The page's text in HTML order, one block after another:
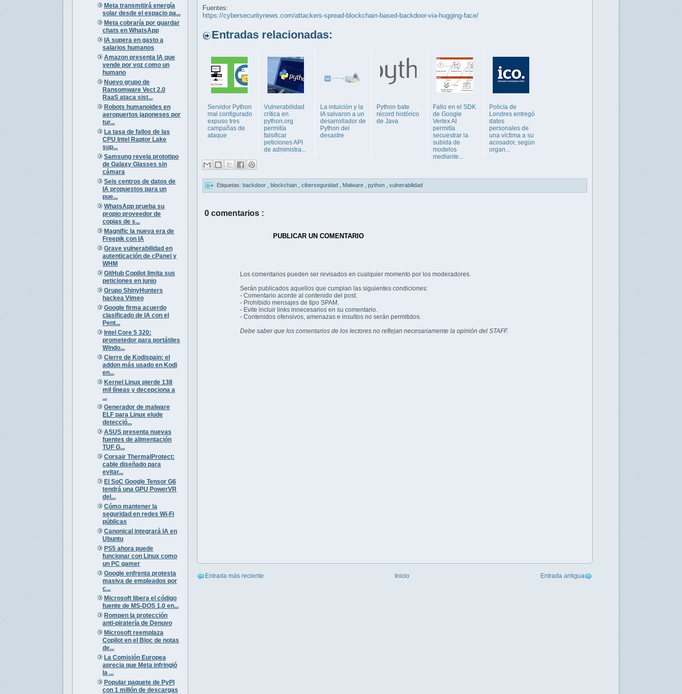
Meta transmitirá energía
solar desde el espacio pa...
Meta cobraría por guardar
chats en WhatsApp
IA supera en gasto a
salarios humanos
Amazon presenta IA que
vende por voz como un
humano
Nuevo grupo de
Ransomware Vect 2.0
RaaS ataca sist...
Robots humanoides en
aeropuertos japoneses por
tur...
La tasa de fallos de las
CPU Intel Raptor Lake
sup...
Samsung revela prototipo
de Galaxy Glasses sin
cámara
Seis centros de datos de
IA propuestos para un
pue...
WhatsApp prueba su
propio proveedor de
copias de s...
Magnific la nueva era de
Freepik con IA
Grave vulnerabilidad en
autenticación de cPanel y
WHM
GitHub Copilot limita sus
peticiones en junio
Grupo ShinyHunters
hackea Vimeo
Google firma acuerdo
clasificado de IA con el
Pent...
Intel Core 5 320:
prometedor para portátiles
Windo...
Cierre de Kodispain: el
addon más usado en Kodi
en...
Kernel Linux pierde 138
mil líneas y decepciona a
...
Generador de malware
ELF para Linux elude
detecció...
ASUS presenta nuevas
fuentes de alimentación
TUF G...
Corsair ThermalProtect:
cable diseñado para
evitar...
El SoC Google Tensor G6
tendrá una GPU PowerVR
del...
Cómo mantener la
seguridad en redes Wi-Fi
públicas
Canonical integrará IA en
Ubuntu
PS5 ahora puede
funcionar con Linux como
un PC gamer
Google enfrenta protesta
masiva de empleados por
c...
Microsoft libera el código
fuente de MS-DOS 1.0 en...
Rompen la protección
anti-piratería de Denuvo
Microsoft reemplaza
Copilot en el Bloc de notas
de...
La Comisión Europea
aprecia que Meta infringió
la ...
Popular paquete de PyPI
con 1 millón de descargas
Fuentes:
https://cybersecuritynews.com/attackers-spread-blockchain-based-backdoor-via-hugging-face/
Entradas relacionadas:
Servidor Python
mal configurado
expuso tres
campañas de
ataque
Vulnerabilidad
crítica en
python.org
permitía
falsificar
peticiones API
de administra...
La intuición y la
IA salvaron a un
desarrollador de
Python del
desastre
Python bate
récord histórico
de Java
Fallo en el SDK
de Google
Vertex AI
permitía
secuestrar la
subida de
modelos
mediante...
Policía de
Londres entregó
datos
personales de
una víctima a su
acosador, según
organ...
Etiquetas: backdoor blockchain ciberseguridad Malware python vulnerabilidad
0 comentarios :
PUBLICAR UN COMENTARIO
Los comentarios pueden ser revisados en cualquier momento por los moderadores.
Serán publicados aquellos que cumplan las siguientes condiciones:
- Comentario acorde al contenido del post.
- Prohibido mensajes de tipo SPAM.
- Evite incluir links innecesarios en su comentario.
- Contenidos ofensivos, amenazas e insultos no serán permitidos.
Debe saber que los comentarios de los lectores no reflejan necesariamente la opinión del STAFF.
Entrada más reciente Entrada antigua
Inicio